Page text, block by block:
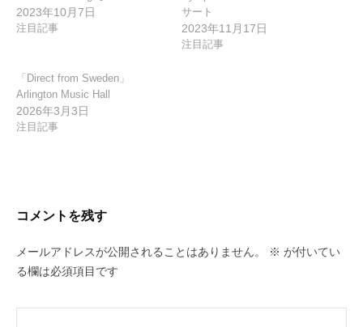
2023年10月7日
注目記事
サート
2023年11月17日
注目記事
「Direct from Sweden」
Arlington Music Hall
2026年3月3日
注目記事
コメントを残す
メールアドレスが公開されることはありません。 ※ が付いてい
る欄は必須項目です